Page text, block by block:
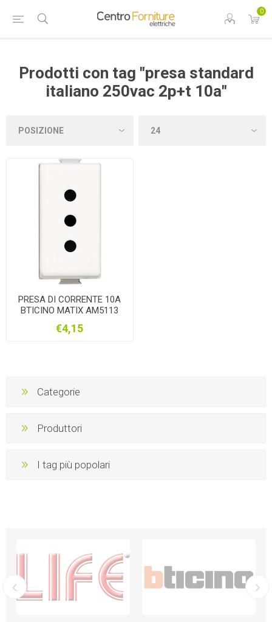
0
Prodotti con tag "presa standard
italiano 250vac 2p+t 10a"
PRESA DI CORRENTE 10A
BTICINO MATIX AM5113
€4,15
Categorie
Produttori
I tag più popolari